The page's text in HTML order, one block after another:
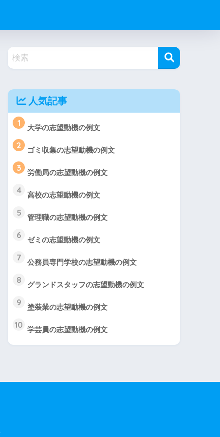
人気記事
1 大学の志望動機の例文
2 ゴミ収集の志望動機の例文
3 労働局の志望動機の例文
4 高校の志望動機の例文
5 管理職の志望動機の例文
6 ゼミの志望動機の例文
7 公務員専門学校の志望動機の例文
8 グランドスタッフの志望動機の例文
9 塗装業の志望動機の例文
10 学芸員の志望動機の例文